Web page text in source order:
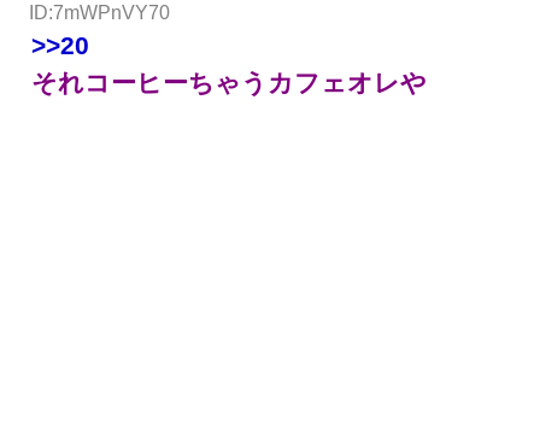
ID:7mWPnVY70
>>20
それコーヒーちゃうカフェオレや